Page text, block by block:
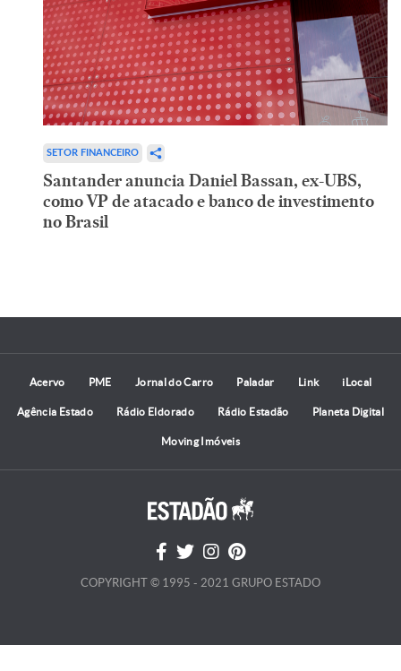
SETOR FINANCEIRO
Santander anuncia Daniel Bassan, ex-UBS,
como VP de atacado e banco de investimento
no Brasil
Acervo PME Jornal do Carro Paladar Link iLocal
Agência Estado Rádio Eldorado Rádio Estadão Planeta Digital
Moving Imóveis
COPYRIGHT © 1995 - 2021 GRUPO ESTADO